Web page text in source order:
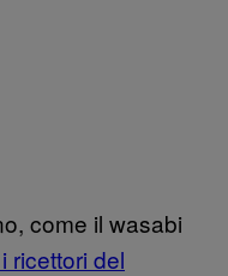
come il wasabi
ricettori del